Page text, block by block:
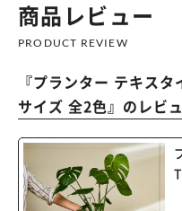
商品レビュー
PRODUCT REVIEW
『プランター テキス
サイズ 全2色』のレビ